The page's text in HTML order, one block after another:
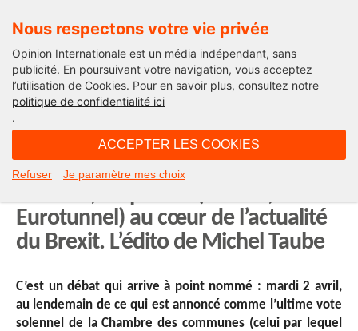
Nous respectons votre vie privée
Opinion Internationale est un média indépendant, sans
publicité. En poursuivant votre navigation, vous acceptez
l’utilisation de Cookies. Pour en savoir plus, consultez notre
politique de confidentialité ici
.
ACCEPTER LES COOKIES
Refuser Je paramètre mes choix
Décideurs engagés
« Amis Anglais, get link ! » Jacques
Eurotunnel) au cœur de l’actualité
du Brexit. L’édito de Michel Taube
C’est un débat qui arrive à point nommé : mardi 2 avril,
au lendemain de ce qui est annoncé comme l’ultime vote
solennel de la Chambre des communes (celui par lequel